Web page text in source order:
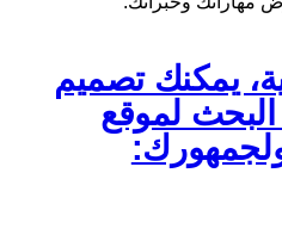
يمكنك تصميم
لموقع